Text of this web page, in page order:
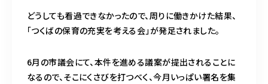
どうしても看過できなかったので、周りに働きかけた結果、
「つくばの保育の充実を考える会」が発足されました。
6月の市議会にて、本件を進める議案が提出されることに
なるので、そこにくさびを打つべく、今月いっぱい署名を集